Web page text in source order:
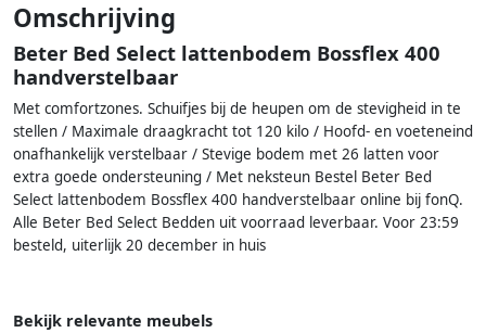
Omschrijving
Beter Bed Select lattenbodem Bossflex 400
handverstelbaar
Met comfortzones. Schuifjes bij de heupen om de stevigheid in te
stellen / Maximale draagkracht tot 120 kilo / Hoofd- en voeteneind
onafhankelijk verstelbaar / Stevige bodem met 26 latten voor
extra goede ondersteuning / Met neksteun Bestel Beter Bed
Select lattenbodem Bossflex 400 handverstelbaar online bij fonQ.
Alle Beter Bed Select Bedden uit voorraad leverbaar. Voor 23:59
besteld, uiterlijk 20 december in huis
Bekijk relevante meubels